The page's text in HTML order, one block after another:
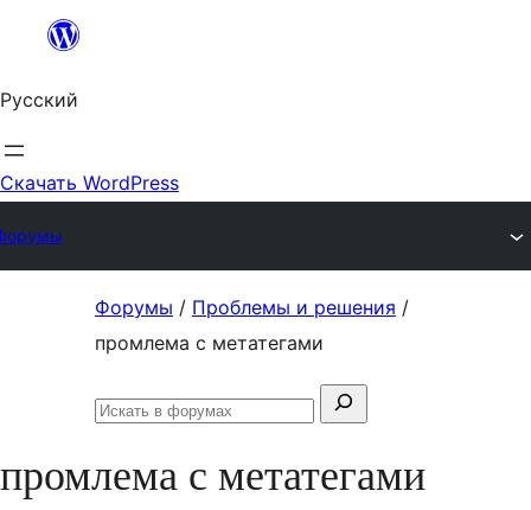
Перейти
содержимому
Русский
Скачать WordPress
Форумы / Проблемы и решения /
промлема с метатегами
Поиск:
Искать
промлема с метатегами